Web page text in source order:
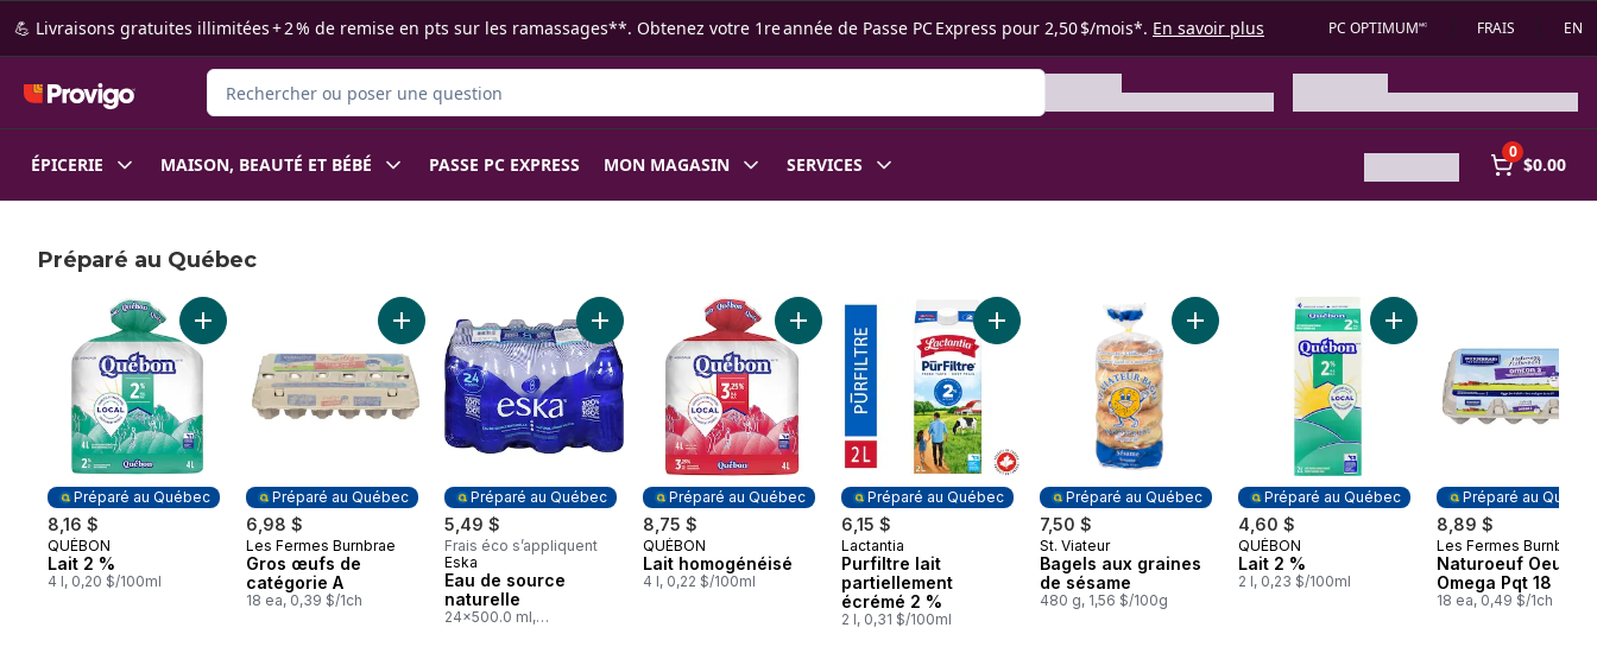
Passer au contenu principal
Passer au pied de page
💪 Livraisons gratuites illimitées + 2 % de remise en pts sur les ramassages**. Obtenez votre 1re année de Passe PC Express pour 2,50 $/mois*. En savoir plus PC OPTIMUM🅪 FRAIS EN
Rechercher des produits
ÉPICERIE MAISON, BEAUTÉ ET BÉBÉ PASSE PC EXPRESS MON MAGASIN SERVICES
0
$0.00
Préparé au Québec
sauter Préparé au Québec
Préparé au Québec
8,16 $
Préparé au Québec
QUÉBON
Lait 2 %
4 l, 0,20 $/100ml
Ajouter Lait 2 % au panier
Préparé au Québec
6,98 $
Préparé au Québec
Les Fermes Burnbrae
Gros œufs de
catégorie A
18 ea, 0,39 $/1ch
Ajouter Gros œufs de catégorie A au panier
Préparé au Québec
5,49 $
Frais éco s’appliquent
Préparé au Québec
Eska
Eau de source
naturelle
24x500.0 ml,
Ajouter Eau de source naturelle au panier
Préparé au Québec
8,75 $
Préparé au Québec
QUÉBON
Lait homogénéisé
4 l, 0,22 $/100ml
Ajouter Lait homogénéisé au panier
Préparé au Québec
6,15 $
Préparé au Québec
Lactantia
Purfiltre lait
partiellement
écrémé 2 %
2 l, 0,31 $/100ml
Ajouter Purfiltre lait partiellement écrémé 2 % au panier
Préparé au Québec
7,50 $
Préparé au Québec
St. Viateur
Bagels aux graines
de sésame
480 g, 1,56 $/100g
Ajouter Bagels aux graines de sésame au panier
Préparé au Québec
4,60 $
Préparé au Québec
QUÉBON
Lait 2 %
2 l, 0,23 $/100ml
Ajouter Lait 2 % au panier
Préparé au
8,89 $
Préparé au
Les Fermes Burnbrae
Naturoeuf Oeufs
Omega Pqt 18
18 ea, 0,49 $/1ch